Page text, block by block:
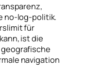
no-log-politik.
für
ist die
navigation